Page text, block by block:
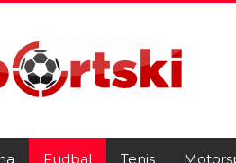
Fudbal Tenis